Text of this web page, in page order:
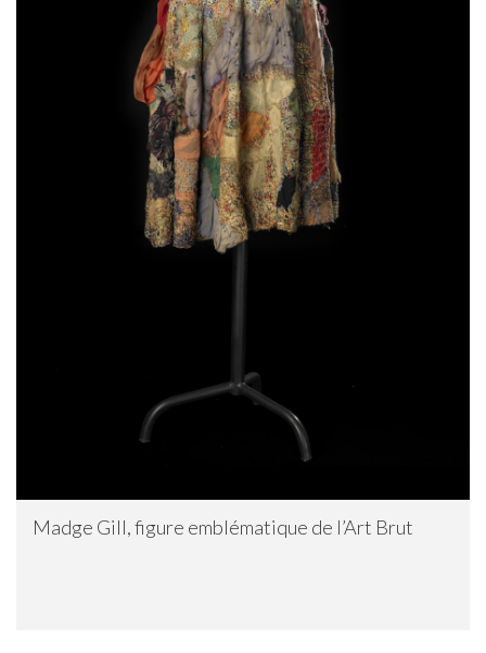
Madge Gill, figure emblématique de l’Art Brut